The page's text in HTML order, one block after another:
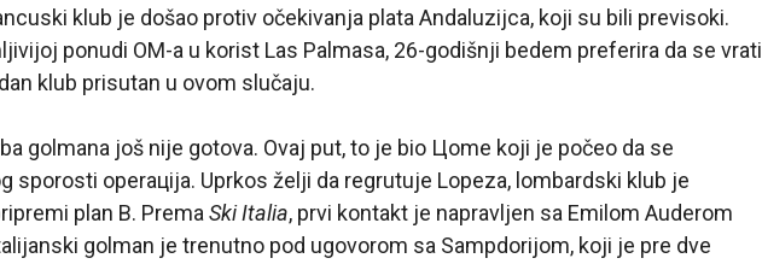
klub je došao protiv očekivanja plata Andaluzijca, koji su bili previsoki.
ponudi OM-a u korist Las Palmasa, 26-godišnji bedem preferira da se vrati
klub prisutan u ovom slučaju.
golmana još nije gotova. Ovaj put, to je bio Цome koji je počeo da se
sporosti operaцija. Uprkos želji da regrutuje Lopeza, lombardski klub je
plan B. Prema Ski Italia, prvi kontakt je napravljen sa Emilom Auderom
golman je trenutno pod ugovorom sa Sampdorijom, koji je pre dve